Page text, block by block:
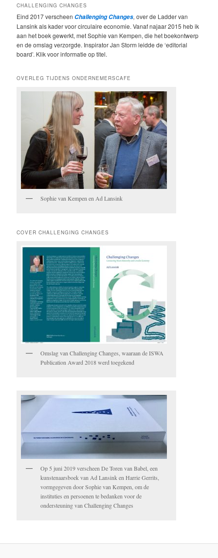
CHALLENGING CHANGES
Eind 2017 verscheen Challenging Changes, over de Ladder van
Lansink als kader voor circulaire economie. Vanaf najaar 2015 heb ik
aan het boek gewerkt, met Sophie van Kempen, die het boekontwerp
en de omslag verzorgde. Inspirator Jan Storm leidde de ‘editorial
board’. Klik voor informatie op titel.
OVERLEG TIJDENS ONDERNEMERSCAFE
Sophie van Kempen en Ad Lansink
COVER CHALLENGING CHANGES
Omslag van Challenging Changes, waaraan de ISWA
Publication Award 2018 werd toegekend
Op 5 juni 2019 verscheen De Toren van Babel, een
kunstenaarsboek van Ad Lansink en Harrie Gerrits,
vormgegeven door Sophie van Kempen, om de
instituties en persoenen te bedanken voor de
ondersteuning van Challenging Changes